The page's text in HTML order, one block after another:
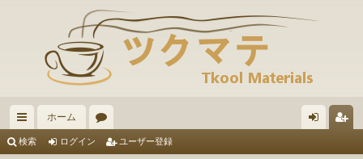
イ
ホーム
検索 ログイン ユーザー登録